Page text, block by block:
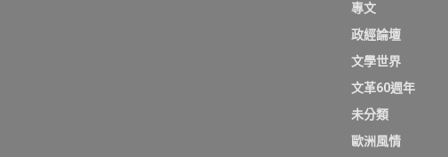
專文
政經論壇
文學世界
文革60週年
未分類
歐洲風情